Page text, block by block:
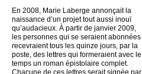
En 2008, Marie Laberge annonçait la
naissance d’un projet tout aussi inouï
qu’audacieux. À partir de janvier 2009,
les personnes qui se seraient abonnées
recevraient tous les quinze jours, par la
poste, des lettres qui formeraient avec le
temps un roman épistolaire complet.